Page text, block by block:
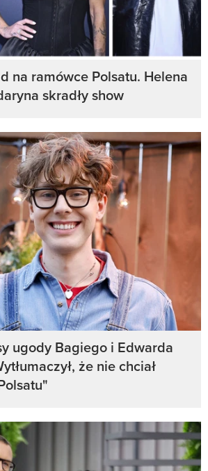
na ramówce Polsatu. Helena
skradły show
ugody Bagiego i Edwarda
że nie chciał